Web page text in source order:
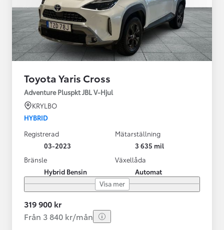
Toyota Yaris Cross
Adventure Pluspkt JBL V-Hjul
KRYLBO
HYBRID
Registrerad
03-2023
Mätarställning
3 635 mil
Bränsle
Hybrid Bensin
Växellåda
Automat
Visa mer
319 900 kr
Från 3 840 kr/mån